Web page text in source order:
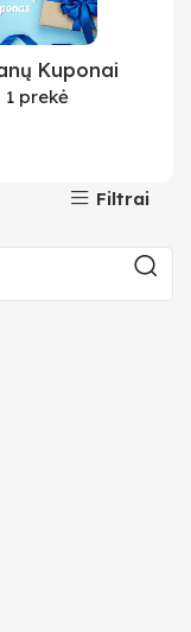
Kuponai
1 prekė
Filtrai